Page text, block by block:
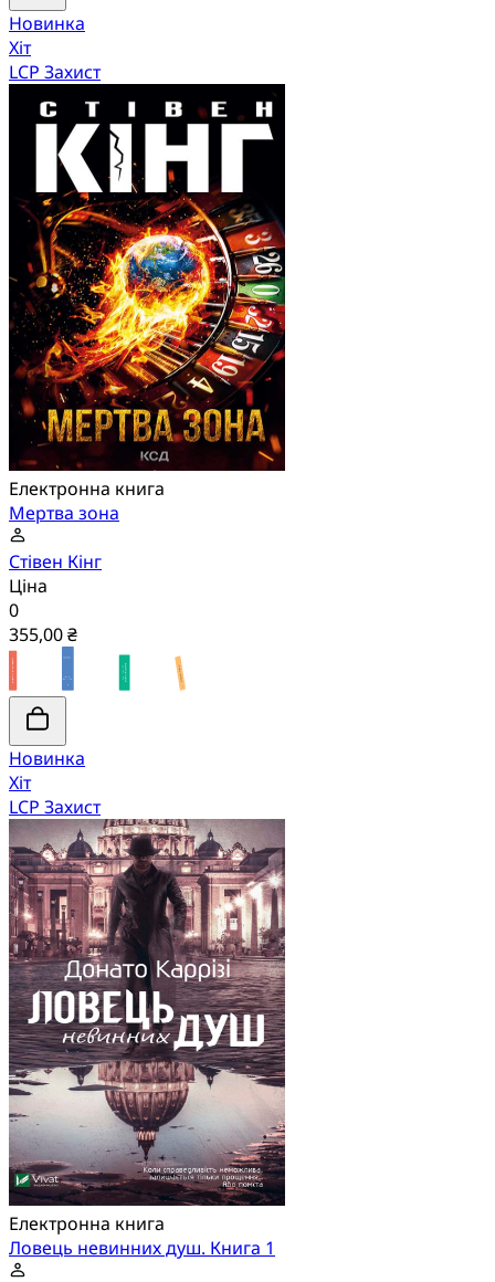
Новинка
Хіт
LCP Захист
Електронна книга
Мертва зона
Стівен Кінг
Ціна
0
355,00 ₴
Новинка
Хіт
LCP Захист
Електронна книга
Ловець невинних душ. Книга 1